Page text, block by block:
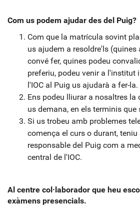
Com us podem ajudar des del Puig?
Com que la matrícula sovint
us ajudem a resoldre'ls (quines
convé fer, quines podeu
preferiu, podeu venir a l'institut
l'IOC al Puig us ajudarà a fer-la.
Ens podeu lliurar a nosaltres la
us demana, en els terminis que
Si us trobeu amb problemes
comença el curs o durant, teniu
responsable del Puig com a
central de l'IOC.
Al centre col·laborador que heu
exàmens presencials.